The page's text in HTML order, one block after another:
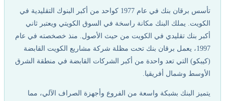
تأسس برقان بنك في عام 1977 كواحد من أكبر البنوك التقليدية في
الكويت. يملك البنك مكانة راسخة في السوق الكويتي ويعتبر ثاني
أكبر بنك تقليدي في الكويت من حيث الأصول. منذ خصخصته في عام
1997، يعمل برقان بنك تحت مظلة شركة مشاريع الكويت القابضة
(كيبكو) التي تعد واحدة من أكبر الشركات القابضة في منطقة الشرق
الأوسط وشمال أفريقيا.
يتميز البنك بشبكة واسعة من الفروع وأجهزة الصراف الآلي، مما